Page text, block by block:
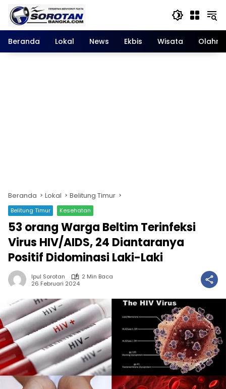
Langsung
konten
Beranda
Lokal News Ekbis Wisata
Beranda Lokal Belitung Timur
Belitung Timur Kesehatan
53 orang Warga Beltim Terinfeksi
Virus HIV/AIDS, 24 Diantaranya
Positif Didominasi Laki-Laki
Ipul Sorotan
2 Min Baca
26 Februari 2024